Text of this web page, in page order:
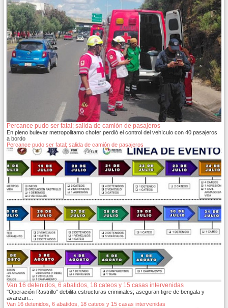
Percance pudo ser fatal; salida de camión de pasajeros
En pleno bulevar metropolitamo chofer perdió el control del vehículo con 40 pasajeros
a bordo
Percance pudo ser fatal; salida de camión de pasajeros
Van 16 detenidos, 6 abatidos, 18 cateos y 15 casas intervenidas
"Operación Rastrillo" debilita estructuras criminales; aseguran tigre de bengala y
avanzan…
Van 16 detenidos, 6 abatidos, 18 cateos y 15 casas intervenidas